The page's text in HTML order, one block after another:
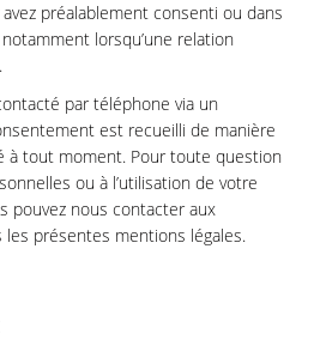
préalablement consenti ou dans
lorsqu’une relation
par téléphone via un
est recueilli de manière
tout moment. Pour toute question
ou à l’utilisation de votre
pouvez nous contacter aux
présentes mentions légales.